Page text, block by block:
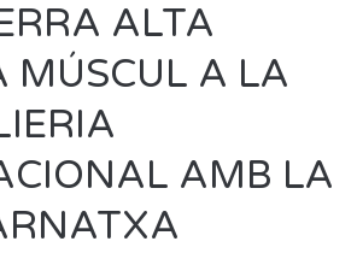
ALTA
MÚSCUL A LA
AMB LA